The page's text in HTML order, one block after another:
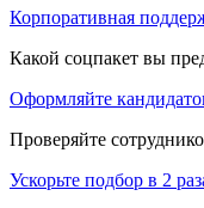
Корпоративная
Какой соцпакет вы
Оформляйте
Проверяйте
Ускорьте подбор в 2